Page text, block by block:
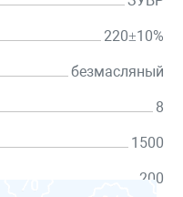
220±10%
безмасляный
8
1500
200